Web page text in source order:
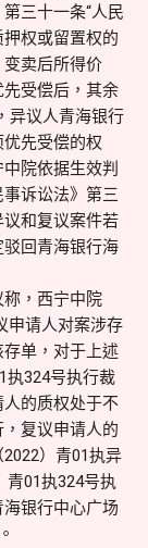
三十一条“人民
权或留置权的
卖后所得价
受偿后，其余
异议人青海银行
先受偿的权
院依据生效判
诉讼法》第三
和复议案件若
回青海银行海
，西宁中院
申请人对案涉存
单，对于上述
执324号执行裁
的质权处于不
复议申请人的
）青01执异
01执324号执
银行中心广场